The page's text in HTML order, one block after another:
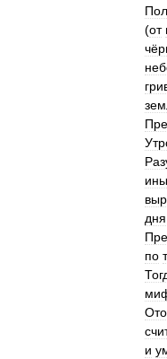
(от
дня
по
и